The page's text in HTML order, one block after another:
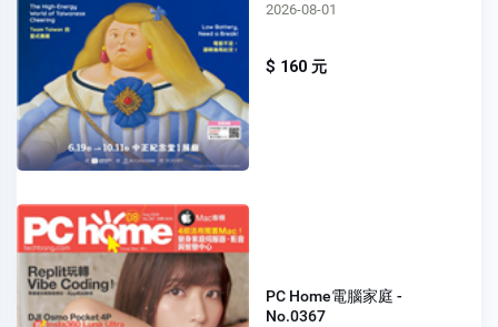
2026-08-01
$ 160 元
PC Home電腦家庭 -
No.0367